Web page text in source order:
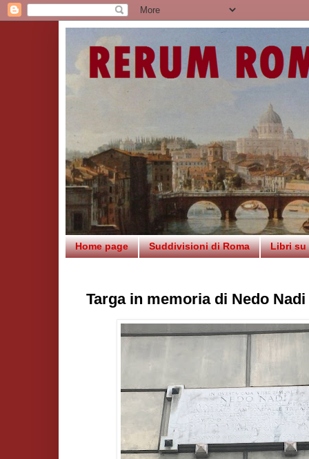
Home page Suddivisioni di Roma Libri su
Targa in memoria di Nedo Nadi